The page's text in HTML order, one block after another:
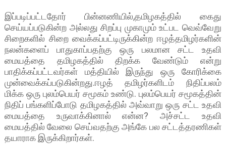
இப்படிப்பட்டதோர் பின்னணியில்,தமிழகத்தில் கைது
செய்யப்படுகின்ற அல்லது சிறப்பு முகாமும் உட்பட வெவ்வேறு
சிறைகளில் சிறை வைக்கப்பட்டிருக்கின்ற ஈழத்தமிழர்களின்
நலன்களைப் பாதுகாப்பதற்கு ஒரு பலமான சட்ட உதவி
மையத்தை தமிழகத்தில் திறக்க வேண்டும் என்று
பாதிக்கப்பட்டவர்கள் மத்தியில் இருந்து ஒரு கோரிக்கை
முன்வைக்கப்படுகின்றது.ஈழத் தமிழர்களிடம் நிதிப்பலம்
மிக்க ஒரு புலம்பெயர் சமூகம் உண்டு. புலம்பெயர் சமூகத்தின்
நிதிப் பங்களிப்போடு தமிழகத்தில் அவ்வாறு ஒரு சட்ட உதவி
மையத்தை உருவாக்கினால் என்ன? அச்சட்ட உதவி
மையத்தில் வேலை செய்வதற்கு அங்கே பல சட்டத்தரணிகள்
தயாராக இருக்கிறார்கள்.